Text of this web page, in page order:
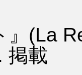
』(La
掲載